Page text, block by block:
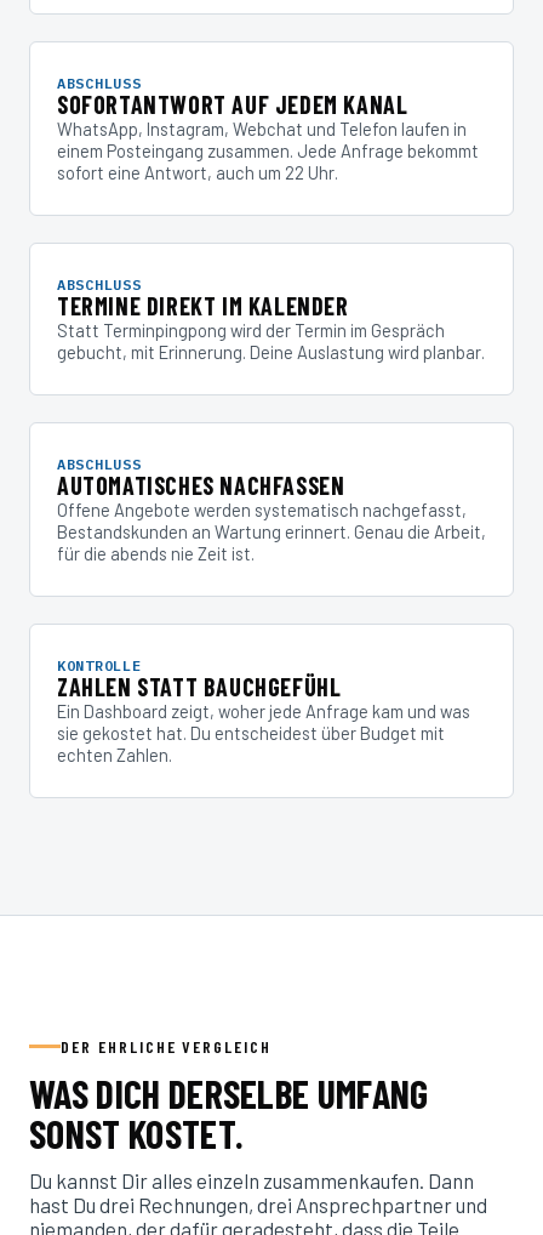
ABSCHLUSS
SOFORTANTWORT AUF JEDEM KANAL
WhatsApp, Instagram, Webchat und Telefon laufen in
einem Posteingang zusammen. Jede Anfrage bekommt
sofort eine Antwort, auch um 22 Uhr.
ABSCHLUSS
TERMINE DIREKT IM KALENDER
Statt Terminpingpong wird der Termin im Gespräch
gebucht, mit Erinnerung. Deine Auslastung wird planbar.
ABSCHLUSS
AUTOMATISCHES NACHFASSEN
Offene Angebote werden systematisch nachgefasst,
Bestandskunden an Wartung erinnert. Genau die Arbeit,
für die abends nie Zeit ist.
KONTROLLE
ZAHLEN STATT BAUCHGEFÜHL
Ein Dashboard zeigt, woher jede Anfrage kam und was
sie gekostet hat. Du entscheidest über Budget mit
echten Zahlen.
DER EHRLICHE VERGLEICH
WAS DICH DERSELBE UMFANG
SONST KOSTET.
Du kannst Dir alles einzeln zusammenkaufen. Dann
hast Du drei Rechnungen, drei Ansprechpartner und
niemanden, der dafür geradesteht, dass die Teile